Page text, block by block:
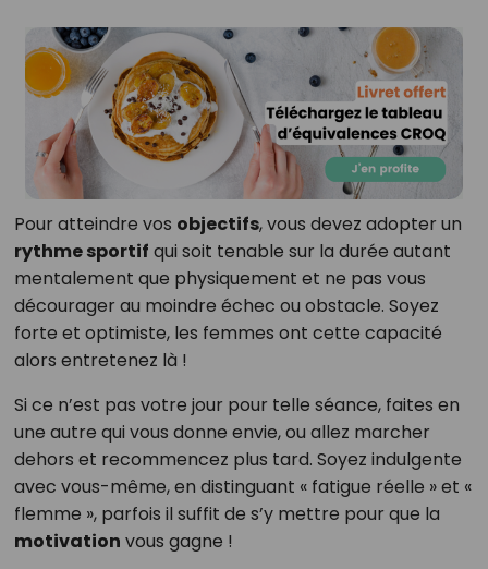
Pour atteindre vos objectifs, vous devez adopter un
rythme sportif qui soit tenable sur la durée autant
mentalement que physiquement et ne pas vous
décourager au moindre échec ou obstacle. Soyez
forte et optimiste, les femmes ont cette capacité
alors entretenez là !
Si ce n’est pas votre jour pour telle séance, faites en
une autre qui vous donne envie, ou allez marcher
dehors et recommencez plus tard. Soyez indulgente
avec vous-même, en distinguant « fatigue réelle » et «
flemme », parfois il suffit de s’y mettre pour que la
motivation vous gagne !